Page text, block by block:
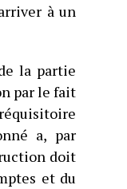
à un
la partie
par le fait
a, par
doit
et du